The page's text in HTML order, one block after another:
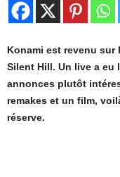
Konami est revenu sur
Silent Hill. Un live a eu
annonces plutôt
remakes et un film,
réserve.